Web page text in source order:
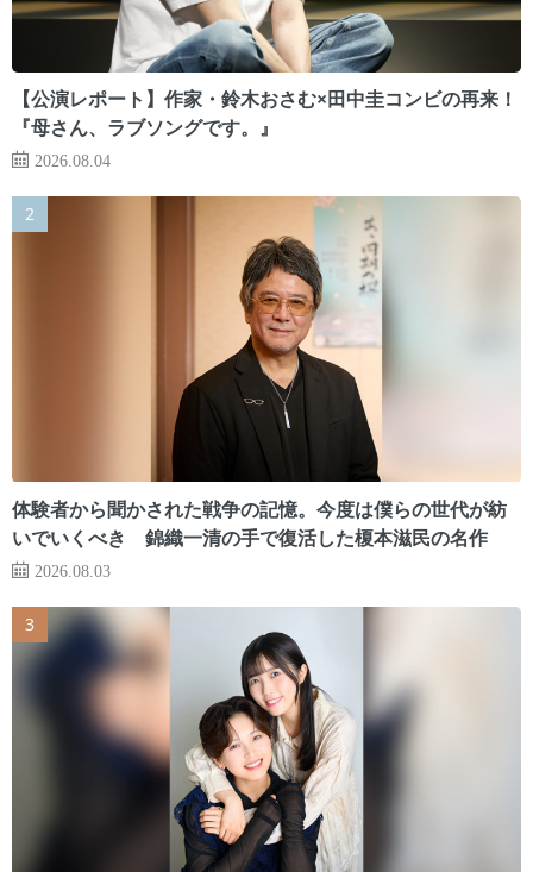
【公演レポート】作家・鈴木おさむ×田中圭コンビの再来！
『母さん、ラブソングです。』
2026.08.04
体験者から聞かされた戦争の記憶。今度は僕らの世代が紡
いでいくべき 錦織一清の手で復活した榎本滋民の名作
2026.08.03